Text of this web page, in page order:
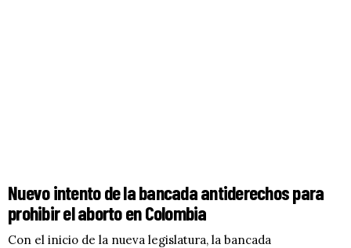
Nuevo intento de la bancada antiderechos para
prohibir el aborto en Colombia
Con el inicio de la nueva legislatura, la bancada